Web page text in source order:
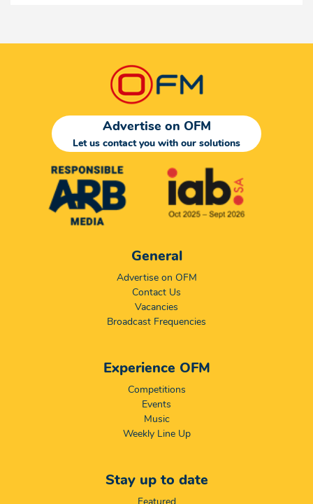
Advertise on OFM
Let us contact you with our solutions
General
Advertise on OFM
Contact Us
Vacancies
Broadcast Frequencies
Experience OFM
Competitions
Events
Music
Weekly Line Up
Stay up to date
Featured